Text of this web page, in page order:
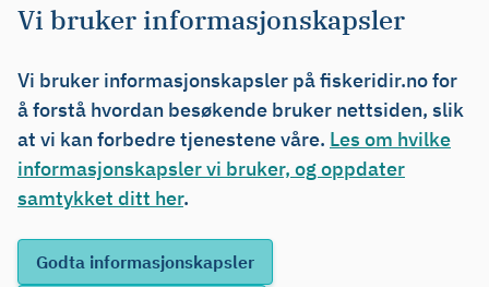
Vi bruker informasjonskapsler
Vi bruker informasjonskapsler på fiskeridir.no for
å forstå hvordan besøkende bruker nettsiden, slik
at vi kan forbedre tjenestene våre. Les om hvilke
informasjonskapsler vi bruker, og oppdater
samtykket ditt her.